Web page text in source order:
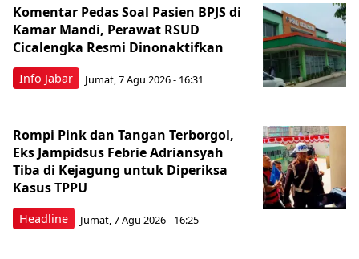
Info Jabar
Komentar Pedas Soal Pasien BPJS di
Kamar Mandi, Perawat RSUD
Cicalengka Resmi Dinonaktifkan
Jumat, 7 Agu 2026 - 16:31
Headline
Rompi Pink dan Tangan Terborgol,
Eks Jampidsus Febrie Adriansyah
Tiba di Kejagung untuk Diperiksa
Kasus TPPU
Jumat, 7 Agu 2026 - 16:25